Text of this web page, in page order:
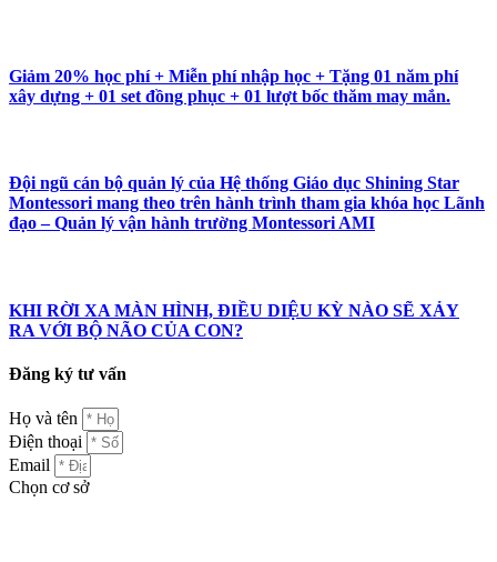
Giảm 20% học phí + Miễn phí nhập học + Tặng 01 năm phí
xây dựng + 01 set đồng phục + 01 lượt bốc thăm may mắn.
Đội ngũ cán bộ quản lý của Hệ thống Giáo dục Shining Star
Montessori mang theo trên hành trình tham gia khóa học Lãnh
đạo – Quản lý vận hành trường Montessori AMI
KHI RỜI XA MÀN HÌNH, ĐIỀU DIỆU KỲ NÀO SẼ XẢY
RA VỚI BỘ NÃO CỦA CON?
Đăng ký tư vấn
Họ và tên
Điện thoại
Email
Chọn cơ sở